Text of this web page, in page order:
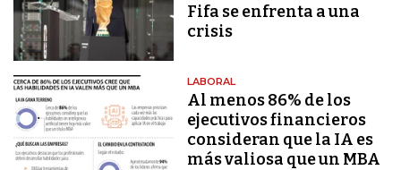
Fifa se enfrenta a una
crisis
LABORAL
Al menos 86% de los
ejecutivos financieros
consideran que la IA es
más valiosa que un MBA